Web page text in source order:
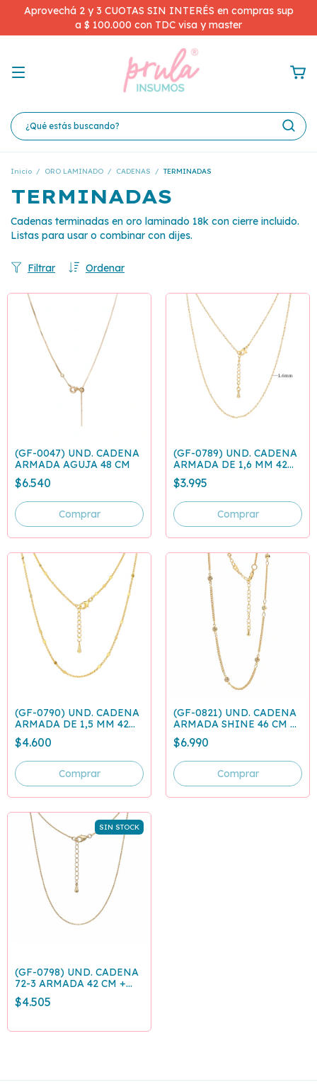
Aprovechá 2 y 3 CUOTAS SIN INTERÉS en compras sup
a $ 100.000 con TDC visa y master
Inicio / ORO LAMINADO / CADENAS / TERMINADAS
TERMINADAS
Cadenas terminadas en oro laminado 18k con cierre incluido.
Listas para usar o combinar con dijes.
Ordenar
Filtrar
(GF-0047) UND. CADENA
ARMADA AGUJA 48 CM
$6.540
(GF-0789) UND. CADENA
ARMADA DE 1,6 MM 42
CM + EXTENSIÓN 5 CM
$3.995
(GF-0790) UND. CADENA
ARMADA DE 1,5 MM 42
CM + EXTENSIÓN 5 CM
$4.600
(GF-0821) UND. CADENA
ARMADA SHINE 46 CM +
EXTENSIÓN 5 CM
$6.990
SIN STOCK
(GF-0798) UND. CADENA
72-3 ARMADA 42 CM +
EXTENSIÓN 5 CM
$4.505